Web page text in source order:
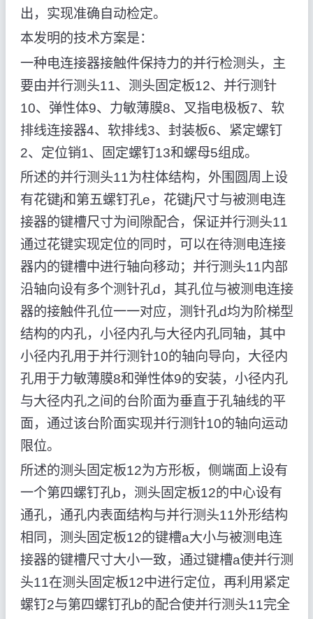
出，实现准确自动检定。
本发明的技术方案是：
一种电连接器接触件保持力的并行检测头，主
要由并行测头11、测头固定板12、并行测针
10、弹性体9、力敏薄膜8、叉指电极板7、软
排线连接器4、软排线3、封装板6、紧定螺钉
2、定位销1、固定螺钉13和螺母5组成。
所述的并行测头11为柱体结构，外围圆周上设
有花键j和第五螺钉孔e，花键j尺寸与被测电连
接器的键槽尺寸为间隙配合，保证并行测头11
通过花键实现定位的同时，可以在待测电连接
器内的键槽中进行轴向移动；并行测头11内部
沿轴向设有多个测针孔d，其孔位与被测电连接
器的接触件孔位一一对应，测针孔d均为阶梯型
结构的内孔，小径内孔与大径内孔同轴，其中
小径内孔用于并行测针10的轴向导向，大径内
孔用于力敏薄膜8和弹性体9的安装，小径内孔
与大径内孔之间的台阶面为垂直于孔轴线的平
面，通过该台阶面实现并行测针10的轴向运动
限位。
所述的测头固定板12为方形板，侧端面上设有
一个第四螺钉孔b，测头固定板12的中心设有
通孔，通孔内表面结构与并行测头11外形结构
相同，测头固定板12的键槽a大小与被测电连
接器的键槽尺寸大小一致，通过键槽a使并行测
头11在测头固定板12中进行定位，再利用紧定
螺钉2与第四螺钉孔b的配合使并行测头11完全